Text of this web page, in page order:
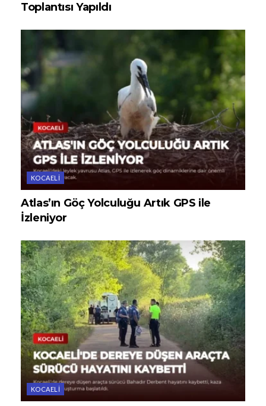
Toplantısı Yapıldı
KOCAELI
Atlas’ın Göç Yolculuğu Artık GPS ile
İzleniyor
KOCAELI